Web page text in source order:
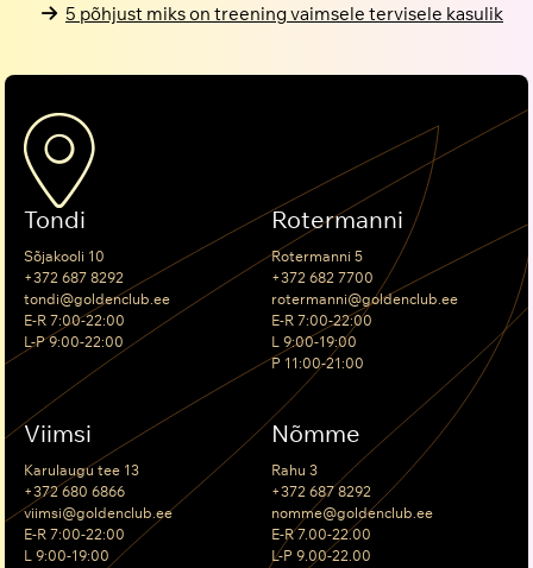
5 põhjust miks on treening vaimsele tervisele kasulik
Tondi
Sõjakooli 10
+372 687 8292
tondi@goldenclub.ee
E-R 7:00-22:00
L-P 9:00-22:00
Rotermanni
Rotermanni 5
+372 682 7700
rotermanni@goldenclub.ee
E-R 7:00-22:00
L 9:00-19:00
P 11:00-21:00
Viimsi
Karulaugu tee 13
+372 680 6866
viimsi@goldenclub.ee
E-R 7:00-22:00
L 9:00-19:00
Nõmme
Rahu 3
+372 687 8292
nomme@goldenclub.ee
E-R 7.00-22.00
L-P 9.00-22.00